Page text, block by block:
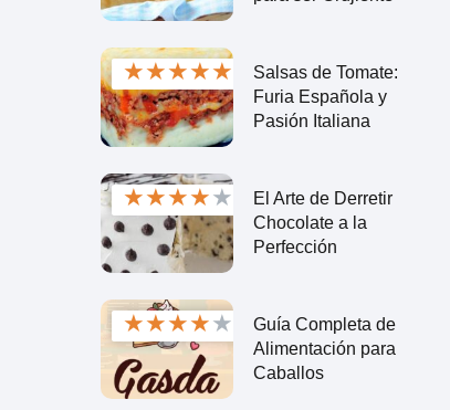
★★★★★
Salsas de Tomate:
Furia Española y
Pasión Italiana
★★★★★
El Arte de Derretir
Chocolate a la
Perfección
★★★★★
Guía Completa de
Alimentación para
Caballos